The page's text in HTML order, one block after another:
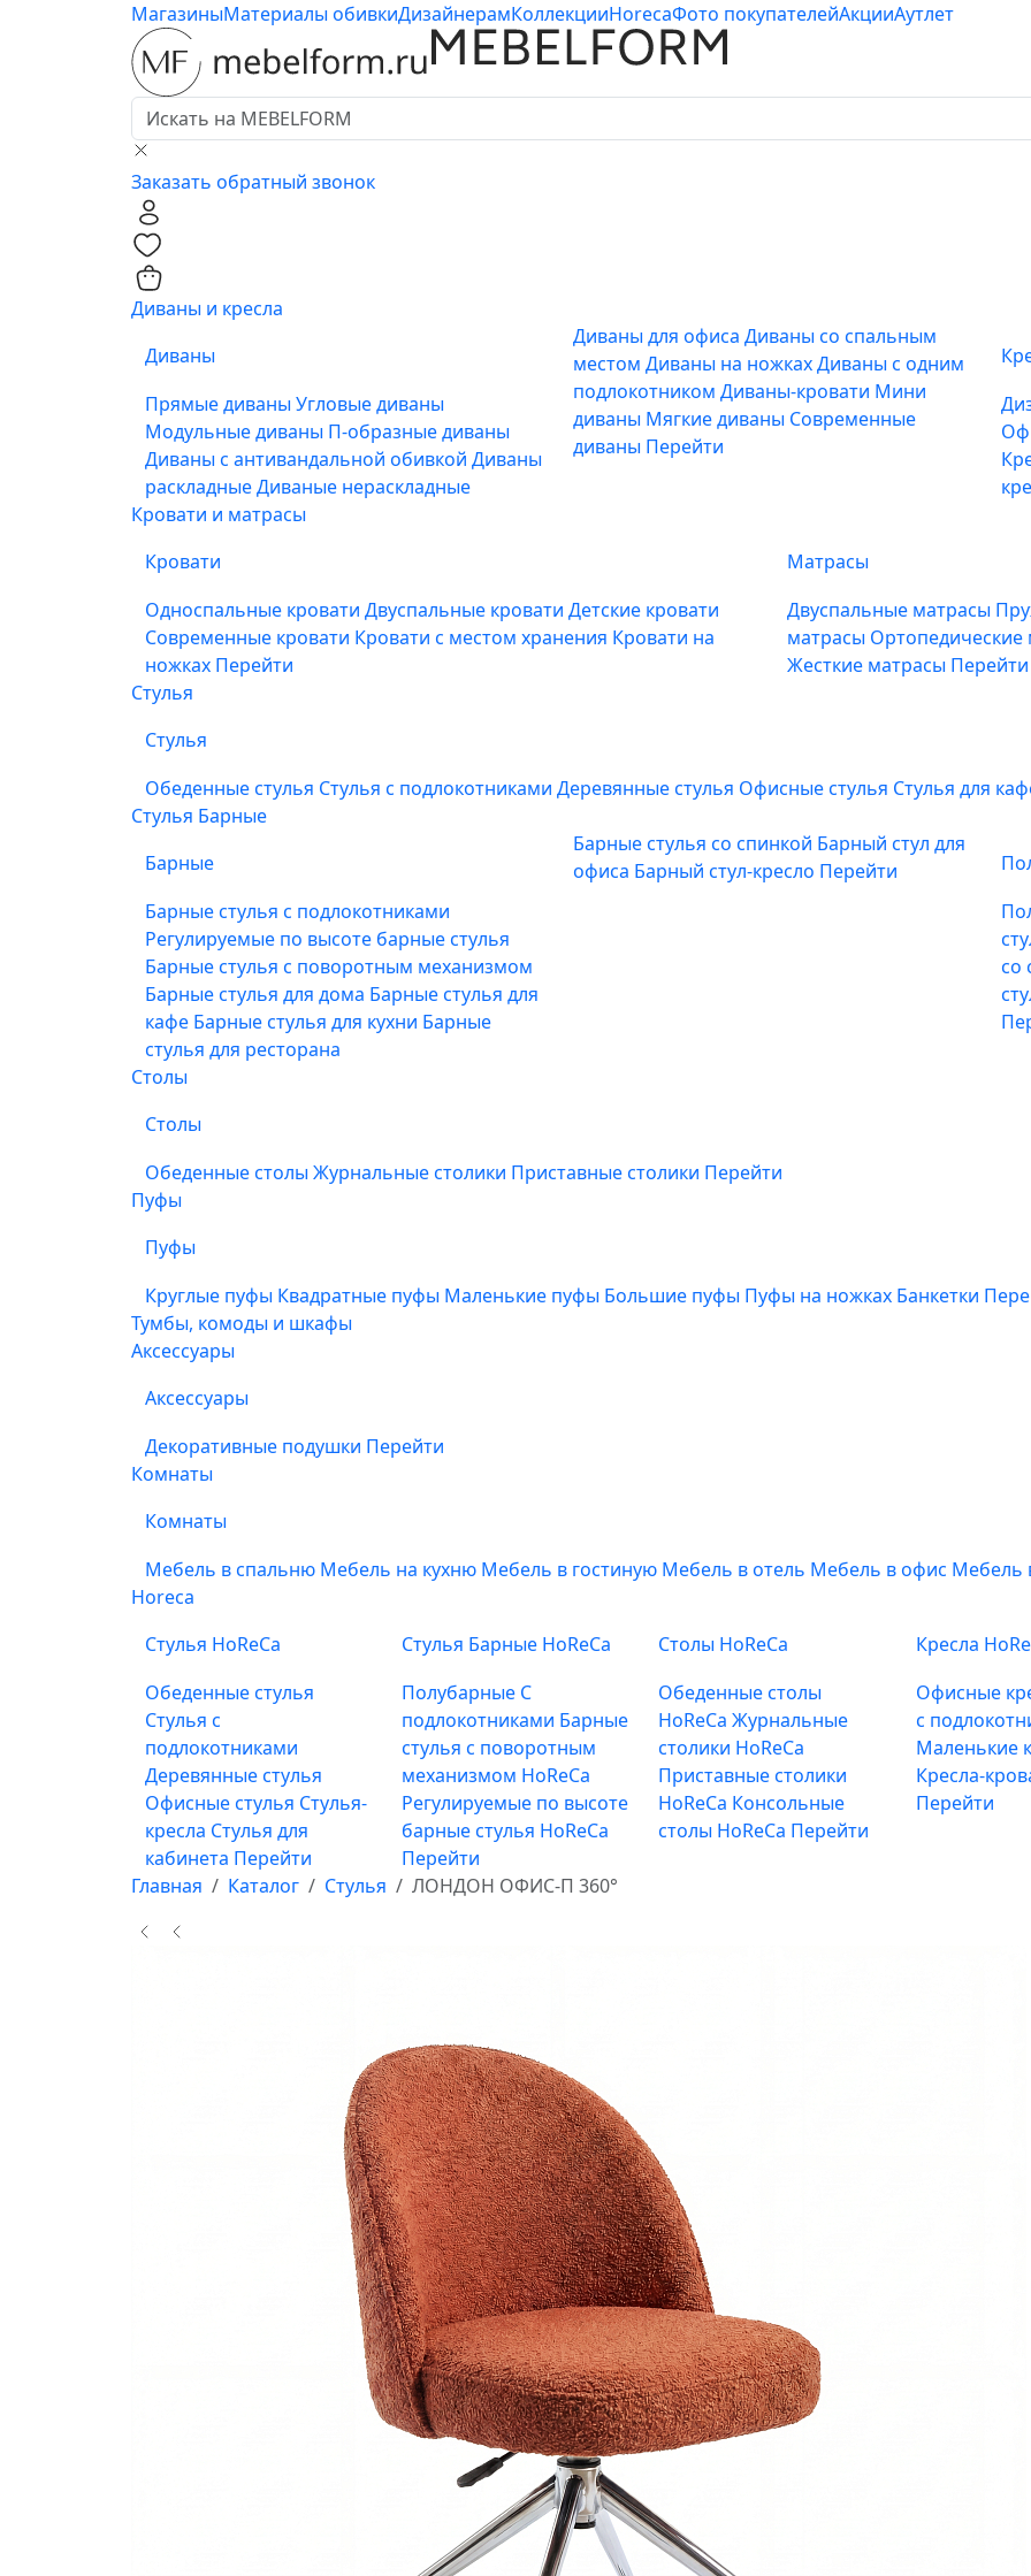
МагазиныМатериалы обивкиДизайнерамКоллекцииHorecaФото покупателейАкцииАутлет
Заказать обратный звонок
Диваны и кресла
Диваны
Прямые диваны Угловые диваны
Модульные диваны П-образные диваны
Диваны с антивандальной обивкой Диваны
раскладныеДиваные нераскладные
Диваны для офиса Диваны со спальным
местом Диваны на ножкахДиваны с одним
подлокотником Диваны-кровати Мини
диваны Мягкие диваны Современные
диваны Перейти
Кровати и матрасы
Кровати
Односпальные кровати Двуспальные кровати Детские кровати
Современные кровати Кровати с местом хранения Кровати на
ножках Перейти
Матрасы
Двуспальные матрасы
матрасы
Жесткие матрасы Перейти
Стулья
Стулья
Обеденные стулья Стулья с подлокотниками Деревянные стулья Офисные стулья Стулья для
Стулья Барные
Барные
Барные стулья с подлокотниками
Регулируемые по высоте барные стулья
Барные стулья с поворотным механизмом
Барные стулья для дома Барные стулья для
кафе Барные стулья для кухни Барные
стулья для ресторана
Барные стулья со спинкой Барный стул для
офиса Барный стул-кресло Перейти
со
Столы
Столы
Обеденные столы Журнальные столики Приставные столики Перейти
Пуфы
Пуфы
Круглые пуфы Квадратные пуфы Маленькие пуфы Большие пуфы Пуфы на ножках Банкетки
Тумбы, комоды и шкафы
Аксессуары
Аксессуары
Декоративные подушки Перейти
Комнаты
Комнаты
Мебель в спальню Мебель на кухню Мебель в гостиную Мебель в отель Мебель в офис Мебель
Horeca
Стулья HoReCa
Обеденные стулья
Стулья с
подлокотниками
Деревянные стулья
Офисные стулья Стулья-
кресла Стулья для
кабинета Перейти
Стулья Барные HoReCa
Полубарные С
подлокотниками Барные
стулья с поворотным
механизмом HoReCa
Регулируемые по высоте
барные стулья HoReCa
Перейти
Столы HoReCa
Обеденные столы
HoReCaЖурнальные
столики HoReCa
Приставные столики
HoReCa Консольные
столы HoReCa Перейти
Кресла
Офисные
с
Маленькие
Кресла-
Перейти
Главная Каталог Стулья ЛОНДОН ОФИС-П 360°